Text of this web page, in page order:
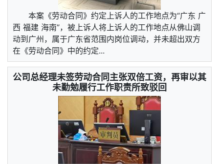
本案《劳动合同》约定上诉人的工作地点为“广东 广
西 福建 海南”，被上诉人将上诉人的工作地点从佛山调
动到广州，属于广东省范围内岗位调动，并未超出双方
在《劳动合同》中的约定...
公司总经理未签劳动合同主张双倍工资，再审以其
未勤勉履行工作职责所致驳回